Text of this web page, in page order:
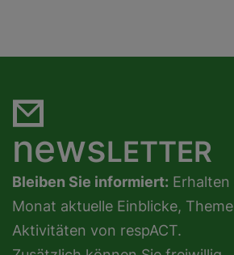
newsLETTER
Bleiben Sie informiert: Erhalten
Monat aktuelle Einblicke,
Aktivitäten von respACT.